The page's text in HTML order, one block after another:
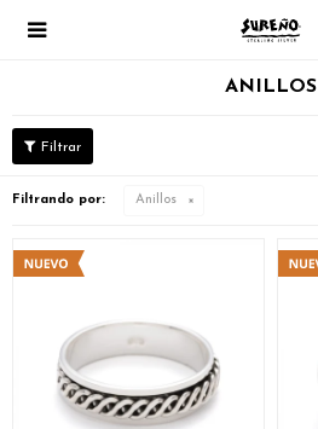

ANILLOS
Filtrando por: Anillos